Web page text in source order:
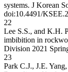
systems. J Korean
doi:10.4491/
22
Lee S.S., and K.H.
imbibition in
Division 2021
23
Park C.J., J.E.